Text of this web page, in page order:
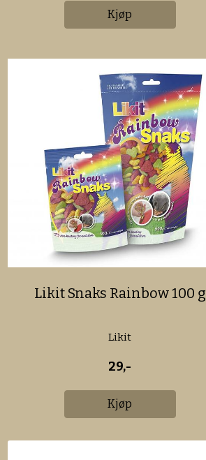
Kjøp
Likit Snaks Rainbow 100 g
Likit
29,-
Kjøp